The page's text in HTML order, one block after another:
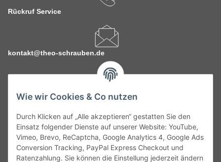
Wie wir Cookies & Co nutzen
Durch Klicken auf „Alle akzeptieren“ gestatten Sie den
Einsatz folgender Dienste auf unserer Website: YouTube,
Vimeo, Brevo, ReCaptcha, Google Analytics 4, Google Ads
Conversion Tracking, PayPal Express Checkout und
Ratenzahlung. Sie können die Einstellung jederzeit ändern
Rückruf Service
kontakt@theo-schrauben.de
Service
Gesetzliche Informationen